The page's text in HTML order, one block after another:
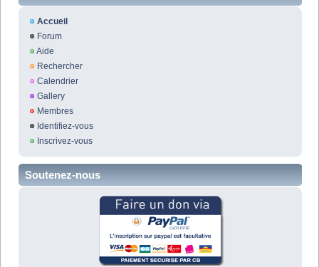
Accueil
Forum
Aide
Rechercher
Calendrier
Gallery
Membres
Identifiez-vous
Inscrivez-vous
Soutenez-nous